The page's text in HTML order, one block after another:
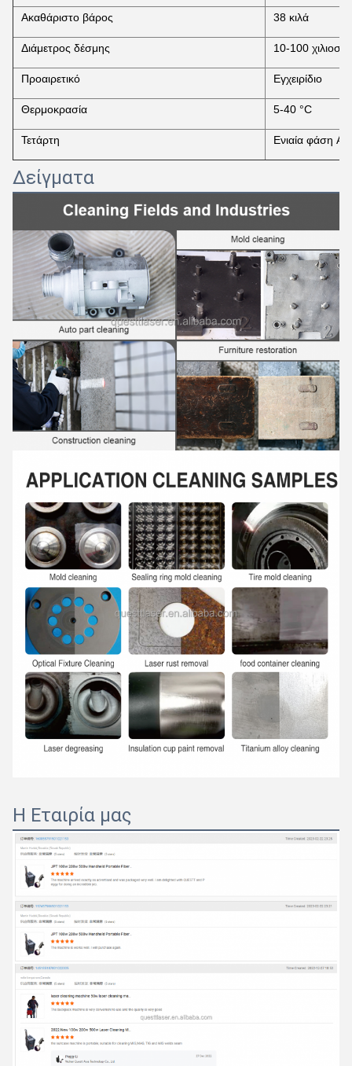
Ακαθάριστο βάρος 38 κιλά
Διάμετρος δέσμης 10-100 χιλιοστά
Προαιρετικό Εγχειρίδιο
Θερμοκρασία 5-40 °C
Τετάρτη Ενιαία φάση
Δείγματα
Η Εταιρία μας